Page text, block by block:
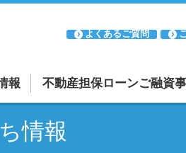
よくあるご質問
報 不動産担保ローンご融資
情報